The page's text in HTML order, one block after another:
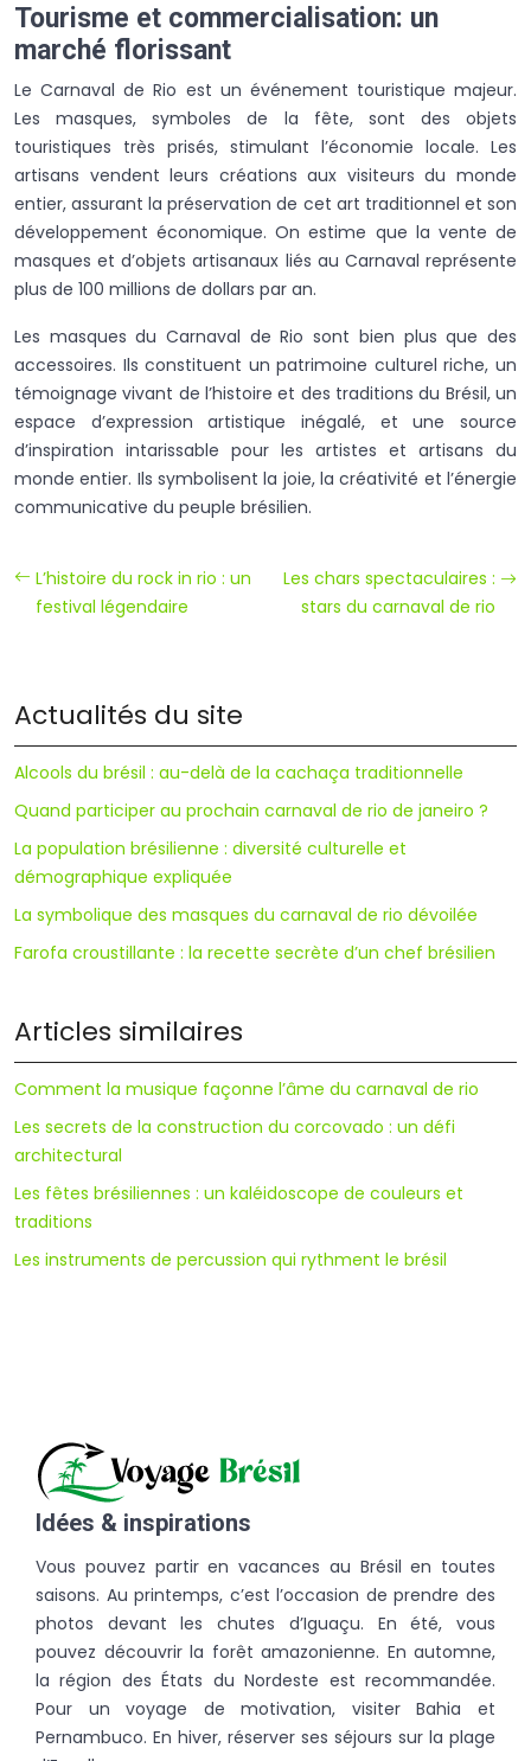
Tourisme et commercialisation: un
marché florissant
Le Carnaval de Rio est un événement touristique majeur.
Les masques, symboles de la fête, sont des objets
touristiques très prisés, stimulant l’économie locale. Les
artisans vendent leurs créations aux visiteurs du monde
entier, assurant la préservation de cet art traditionnel et son
développement économique. On estime que la vente de
masques et d’objets artisanaux liés au Carnaval représente
plus de 100 millions de dollars par an.
Les masques du Carnaval de Rio sont bien plus que des
accessoires. Ils constituent un patrimoine culturel riche, un
témoignage vivant de l’histoire et des traditions du Brésil, un
espace d’expression artistique inégalé, et une source
d’inspiration intarissable pour les artistes et artisans du
monde entier. Ils symbolisent la joie, la créativité et l’énergie
communicative du peuple brésilien.
L’histoire du rock in rio : un
festival légendaire
Les chars spectaculaires :
stars du carnaval de rio
Actualités du site
Alcools du brésil : au-delà de la cachaça traditionnelle
Quand participer au prochain carnaval de rio de janeiro ?
La population brésilienne : diversité culturelle et
démographique expliquée
La symbolique des masques du carnaval de rio dévoilée
Farofa croustillante : la recette secrète d’un chef brésilien
Articles similaires
Comment la musique façonne l’âme du carnaval de rio
Les secrets de la construction du corcovado : un défi
architectural
Les fêtes brésiliennes : un kaléidoscope de couleurs et
traditions
Les instruments de percussion qui rythment le brésil
Idées & inspirations
Vous pouvez partir en vacances au Brésil en toutes
saisons. Au printemps, c’est l’occasion de prendre des
photos devant les chutes d’Iguaçu. En été, vous
pouvez découvrir la forêt amazonienne. En automne,
la région des États du Nordeste est recommandée.
Pour un voyage de motivation, visiter Bahia et
Pernambuco. En hiver, réserver ses séjours sur la plage